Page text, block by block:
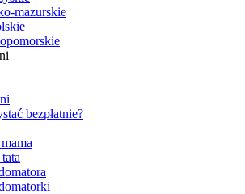
mazurskie
bezpłatnie?